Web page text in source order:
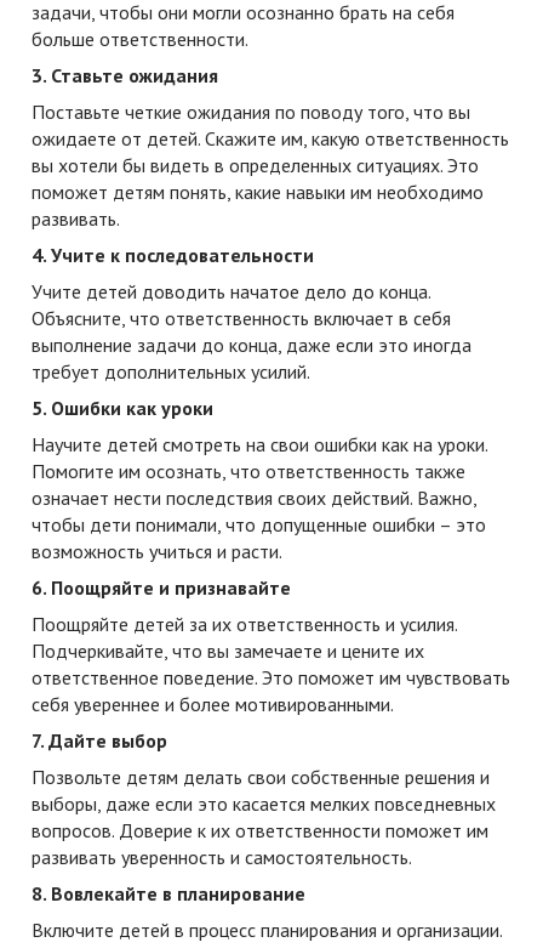
задачи, чтобы они могли осознанно брать на себя
больше ответственности.
3. Ставьте ожидания
Поставьте четкие ожидания по поводу того, что вы
ожидаете от детей. Скажите им, какую ответственность
вы хотели бы видеть в определенных ситуациях. Это
поможет детям понять, какие навыки им необходимо
развивать.
4. Учите к последовательности
Учите детей доводить начатое дело до конца.
Объясните, что ответственность включает в себя
выполнение задачи до конца, даже если это иногда
требует дополнительных усилий.
5. Ошибки как уроки
Научите детей смотреть на свои ошибки как на уроки.
Помогите им осознать, что ответственность также
означает нести последствия своих действий. Важно,
чтобы дети понимали, что допущенные ошибки – это
возможность учиться и расти.
6. Поощряйте и признавайте
Поощряйте детей за их ответственность и усилия.
Подчеркивайте, что вы замечаете и цените их
ответственное поведение. Это поможет им чувствовать
себя увереннее и более мотивированными.
7. Дайте выбор
Позвольте детям делать свои собственные решения и
выборы, даже если это касается мелких повседневных
вопросов. Доверие к их ответственности поможет им
развивать уверенность и самостоятельность.
8. Вовлекайте в планирование
Включите детей в процесс планирования и организации.